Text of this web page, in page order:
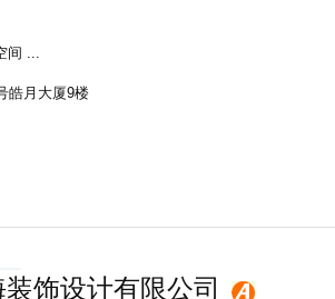
间 ...
皓月大厦9楼
饰设计有限公司